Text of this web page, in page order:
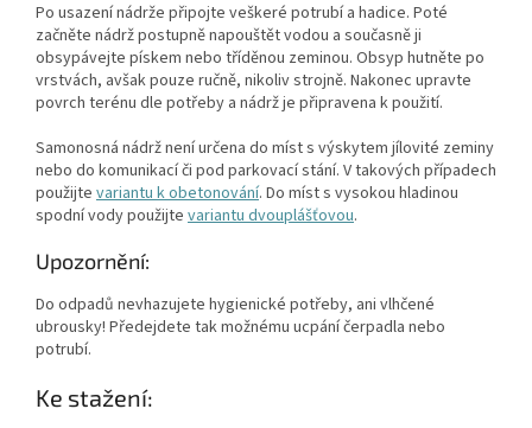
Po usazení nádrže připojte veškeré potrubí a hadice. Poté
začněte nádrž postupně napouštět vodou a současně ji
obsypávejte pískem nebo tříděnou zeminou. Obsyp hutněte po
vrstvách, avšak pouze ručně, nikoliv strojně. Nakonec upravte
povrch terénu dle potřeby a nádrž je připravena k použití.
Samonosná nádrž není určena do míst s výskytem jílovité zeminy
nebo do komunikací či pod parkovací stání. V takových případech
použijte variantu k obetonování. Do míst s vysokou hladinou
spodní vody použijte variantu dvouplášťovou.
Upozornění:
Do odpadů nevhazujete hygienické potřeby, ani vlhčené
ubrousky! Předejdete tak možnému ucpání čerpadla nebo
potrubí.
Ke stažení: